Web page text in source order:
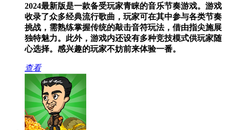
2024最新版是一款备受玩家青睐的音乐节奏游戏。游戏
收录了众多经典流行歌曲，玩家可在其中参与各类节奏
挑战，需熟练掌握传统的敲击音符玩法，借由指尖施展
独特魅力。此外，游戏内还设有多种竞技模式供玩家随
心选择。感兴趣的玩家不妨前来体验一番。
查看